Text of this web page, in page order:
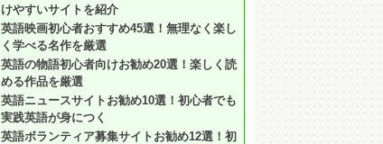
けやすいサイトを紹介
英語映画初心者おすすめ45選！無理なく楽し
く学べる名作を厳選
英語の物語初心者向けお勧め20選！楽しく読
める作品を厳選
英語ニュースサイトお勧め10選！初心者でも
実践英語が身につく
英語ボランティア募集サイトお勧め12選！初